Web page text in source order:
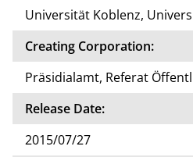
Universität Koblenz,
Creating Corporation:
Präsidialamt, Referat
Release Date:
2015/07/27